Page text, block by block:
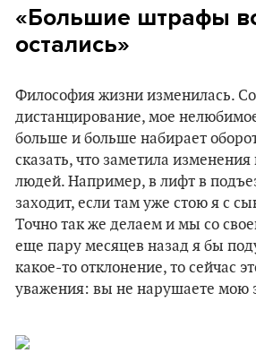
«Большие штрафы
остались»
Философия жизни изменилась.
дистанцирование, мое
больше и больше набирает
сказать, что заметила
людей. Например, в лифт в
заходит, если там уже стою я с
Точно так же делаем и мы со
еще пару месяцев назад я бы
какое-то отклонение, то сейчас
уважения: вы не нарушаете мою